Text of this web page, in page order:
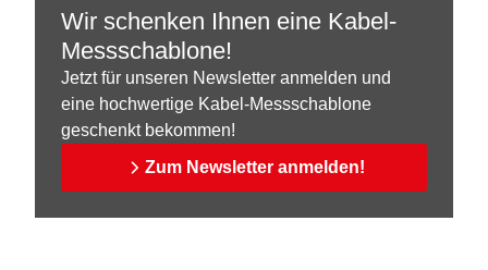
Wir schenken Ihnen eine Kabel-
Messschablone!
Jetzt für unseren Newsletter anmelden und
eine hochwertige Kabel-Messschablone
geschenkt bekommen!
Zum Newsletter anmelden!